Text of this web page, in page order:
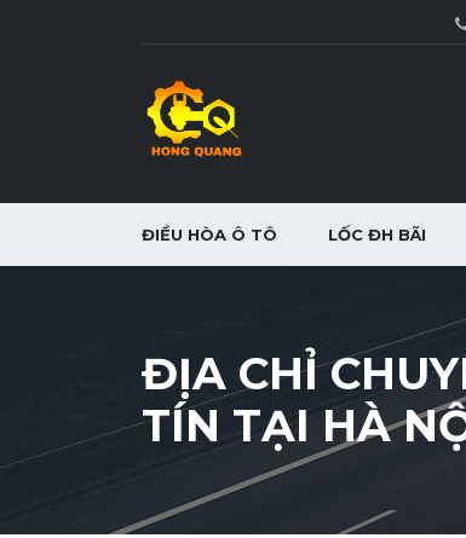
ĐIỀU HÒA Ô TÔ LỐC ĐH BÃI
ĐỊA CHỈ
TÍN TẠI HÀ